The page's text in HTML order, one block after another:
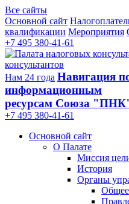
Все сайты
Основной сайт
квалификации Мероприятия
+7 495 380-41-61
консультантов
Нам 24 года Навигация
информационным
ресурсам Союза
+7 495 380‑41‑61
Основной сайт
О Палате
Миссия
История
Органы
Общее